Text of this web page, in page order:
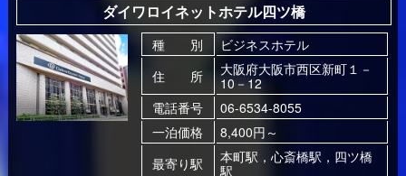
ダイワロイネットホテル四ツ橋
種 別
ビジネスホテル
住 所
大阪府大阪市西区新町１－
10－12
電話番号
06-6534-8055
一泊価格
8,400円～
最寄り駅
本町駅，心斎橋駅，四ツ橋
駅